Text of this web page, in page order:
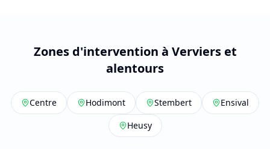
Zones d'intervention à Verviers et
alentours
Centre Hodimont Stembert
Ensival
Heusy